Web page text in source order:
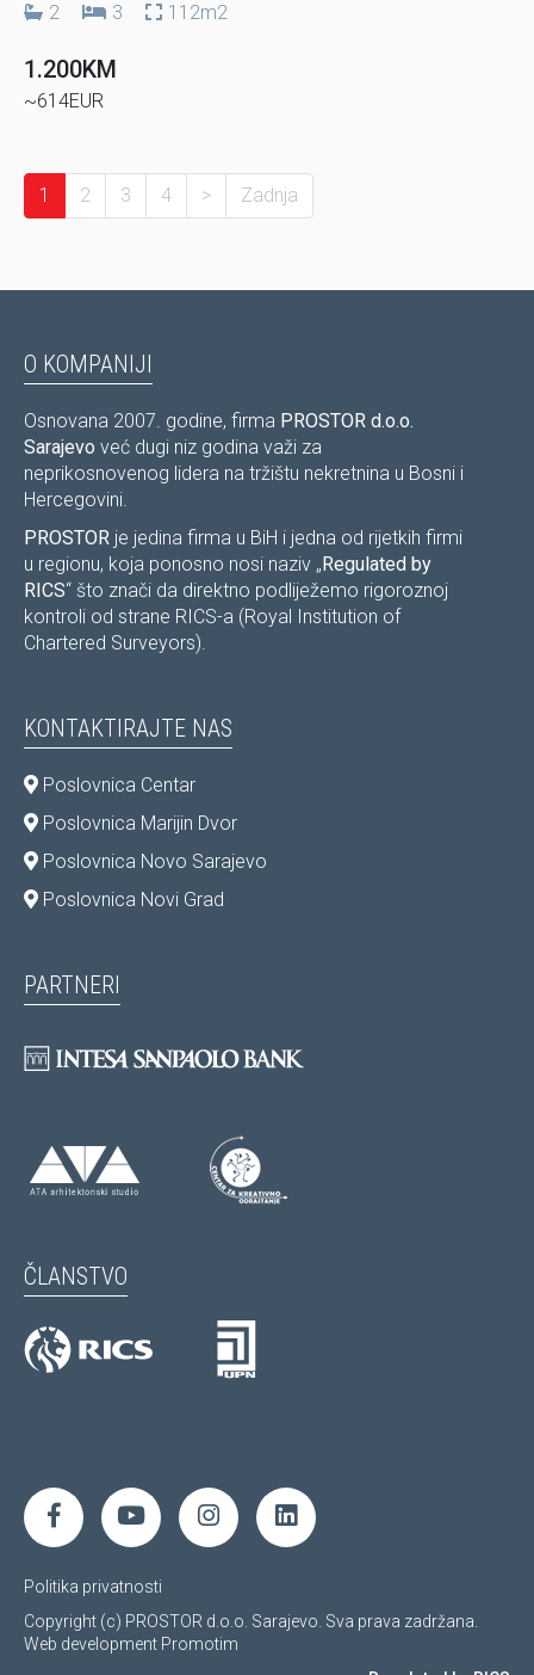
2 3 112m2
1.200KM
~614EUR
1 2 3 4 > Zadnja
O KOMPANIJI
Osnovana 2007. godine, firma PROSTOR d.o.o.
Sarajevo već dugi niz godina važi za
neprikosnovenog lidera na tržištu nekretnina u Bosni i
Hercegovini.
PROSTOR je jedina firma u BiH i jedna od rijetkih firmi
u regionu, koja ponosno nosi naziv „ Regulated by
RICS“ što znači da direktno podliježemo rigoroznoj
kontroli od strane RICS-a (Royal Institution of
Chartered Surveyors).
KONTAKTIRAJTE NAS
Poslovnica Centar
Poslovnica Marijin Dvor
Poslovnica Novo Sarajevo
Poslovnica Novi Grad
PARTNERI
ČLANSTVO
Politika privatnosti
Copyright (c) PROSTOR d.o.o. Sarajevo. Sva prava zadržana.
Web development Promotim